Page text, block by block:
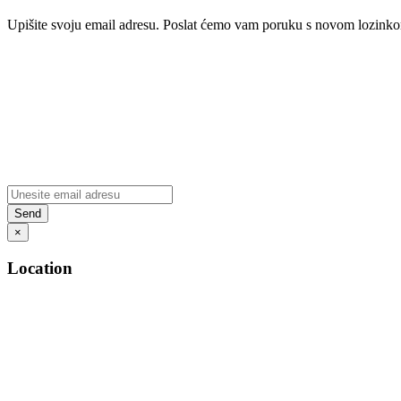
Upišite svoju email adresu. Poslat ćemo vam poruku s novom
×
Location